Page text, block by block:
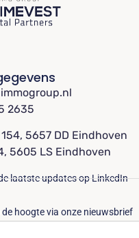
2635
5657 DD Eindhoven
5605 LS Eindhoven
laatste updates op LinkedIn
de hoogte via onze nieuwsbrief